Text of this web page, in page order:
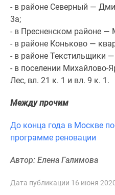
калькулятор
Семейная
ипотека
Военная
ипотека
Банки
Медиа
недвижимости
Мнение
Аналитика
Покупателю
- в районе Северный —
3а;
- в Пресненском районе —
- в районе Коньково —
- в районе Текстильщики
- в поселении
Лес, вл. 21 к. 1 и вл. 9 к. 1.
Между прочим
До конца года в Москве
программе реновации
Автор: Елена Галимова
Дата публикации 16 июня